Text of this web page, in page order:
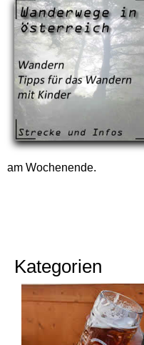
am Wochenende.
Kategorien